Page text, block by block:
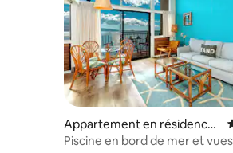
Appartement en résidence ⋅
Wailuku
Piscine en bord de mer et vues